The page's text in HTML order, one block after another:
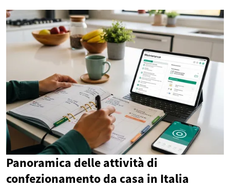
Panoramica delle attività di
confezionamento da casa in Italia